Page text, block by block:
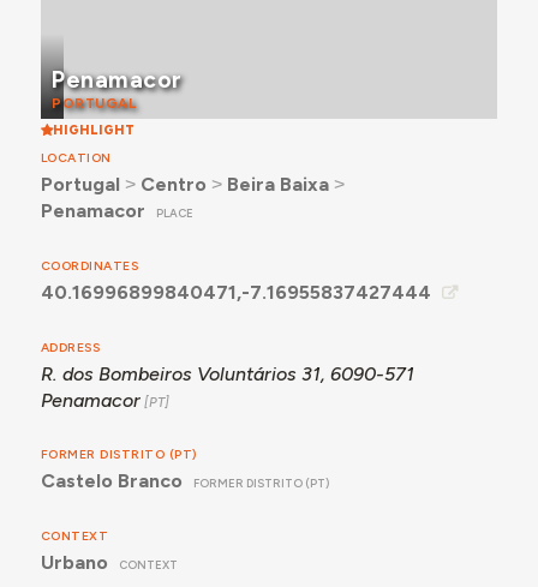
Penamacor
PORTUGAL
HIGHLIGHT
LOCATION
Portugal ˃ Centro ˃ Beira Baixa˃
Penamacor
PLACE
COORDINATES
40.16996899840471,-7.16955837427444
ADDRESS
R. dos Bombeiros Voluntários 31, 6090-571
Penamacor
FORMER DISTRITO (PT)
Castelo Branco FORMER DISTRITO (PT)
CONTEXT
Urbano CONTEXT